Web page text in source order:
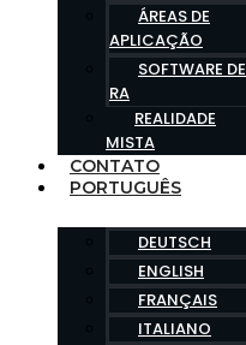
ÁREAS DE
APLICAÇÃO
SOFTWARE DE
RA
REALIDADE
MISTA
CONTATO
PORTUGUÊS
DEUTSCH
ENGLISH
FRANÇAIS
ITALIANO